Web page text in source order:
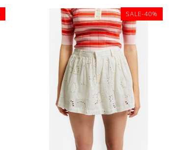
SALE-40%